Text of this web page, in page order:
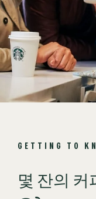
GETTING TO
몇 잔의